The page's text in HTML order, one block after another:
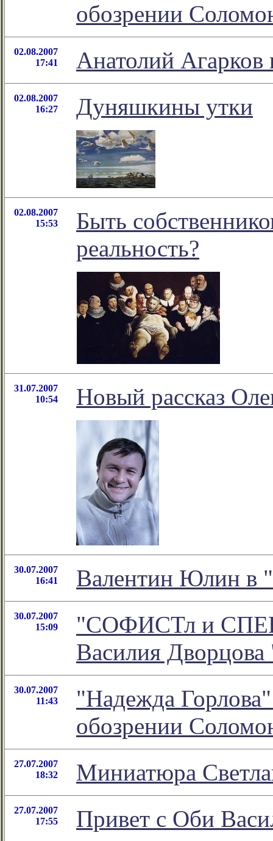
обозрении
02.08.2007
17:41
Анатолий Агарков
02.08.2007
16:27
Дуняшкины утки
02.08.2007
15:53
Быть
реальность?
31.07.2007
10:54
Новый рассказ
30.07.2007
16:41
Валентин Юлин в
30.07.2007
15:09
"СОФИСТл и
Василия
30.07.2007
11:43
"Надежда
обозрении
27.07.2007
18:32
Миниатюра
27.07.2007
17:55
Привет с Оби